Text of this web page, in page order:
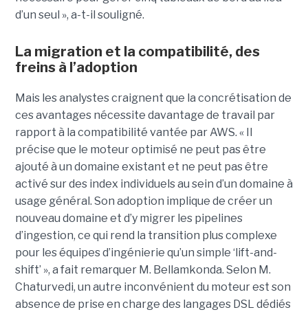
d’un seul », a-t-il souligné.
La migration et la compatibilité, des
freins à l’adoption
Mais les analystes craignent que la concrétisation de
ces avantages nécessite davantage de travail par
rapport à la compatibilité vantée par AWS. « Il
précise que le moteur optimisé ne peut pas être
ajouté à un domaine existant et ne peut pas être
activé sur des index individuels au sein d’un domaine à
usage général. Son adoption implique de créer un
nouveau domaine et d’y migrer les pipelines
d’ingestion, ce qui rend la transition plus complexe
pour les équipes d’ingénierie qu’un simple ‘lift-and-
shift’ », a fait remarquer M. Bellamkonda. Selon M.
Chaturvedi, un autre inconvénient du moteur est son
absence de prise en charge des langages DSL dédiés